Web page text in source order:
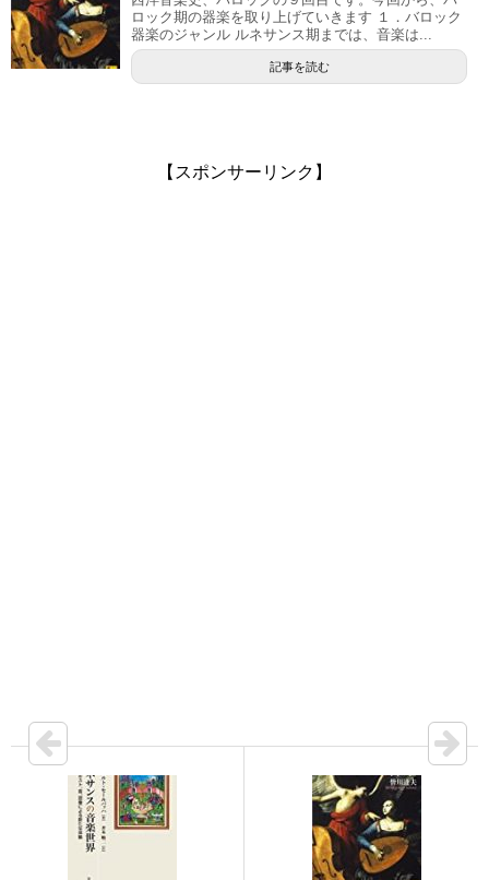
ロック期の器楽を取り上げていきます １．バロック
器楽のジャンル ルネサンス期までは、音楽は...
記事を読む
【スポンサーリンク】